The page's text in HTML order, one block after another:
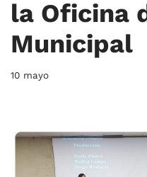
la Oficina
Municipal
10 mayo